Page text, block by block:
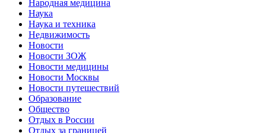
Народная медицина
Наука
Наука и техника
Недвижимость
Новости
Новости ЗОЖ
Новости медицины
Новости Москвы
Новости путешествий
Образование
Общество
Отдых в России
Отдых за границей